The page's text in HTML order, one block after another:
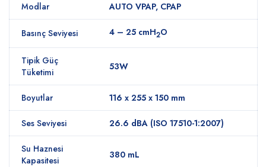
Modlar AUTO VPAP, CPAP
Basınç Seviyesi 4 – 25 cmH2O
Tipik Güç
Tüketimi
53W
Boyutlar 116 x 255 x 150 mm
Ses Seviyesi 26.6 dBA (ISO 17510-1:2007)
Su Haznesi
Kapasitesi
380 mL